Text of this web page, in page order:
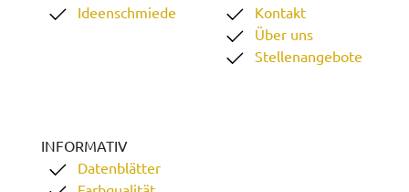
Ideenschmiede
Kontakt
Über uns
Stellenangebote
INFORMATIV
Datenblätter